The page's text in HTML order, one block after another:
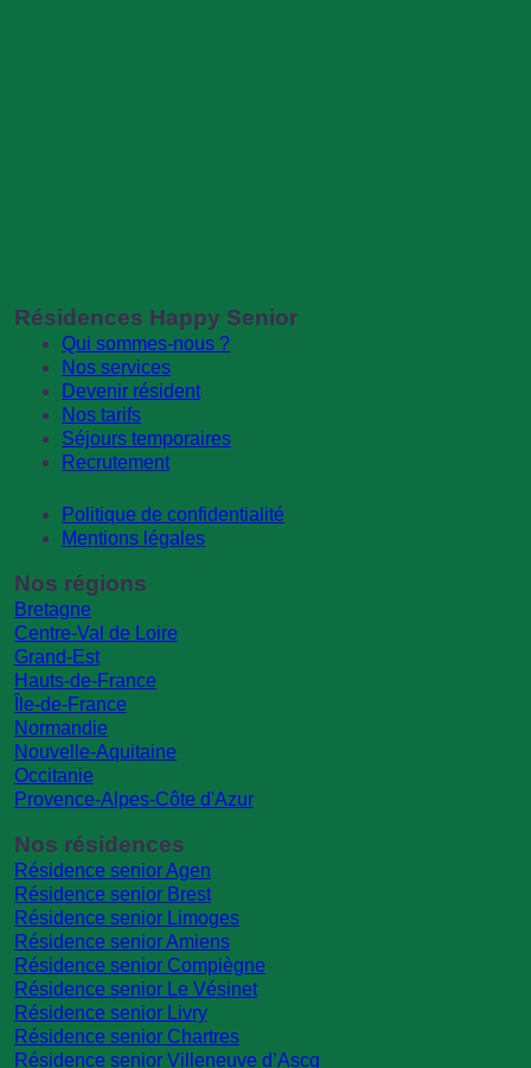
Résidences Happy Senior
Qui sommes-nous ?
Nos services
Devenir résident
Nos tarifs
Séjours temporaires
Recrutement
Politique de confidentialité
Mentions légales
Nos régions
Bretagne
Centre-Val de Loire
Grand-Est
Hauts-de-France
Île-de-France
Normandie
Nouvelle-Aquitaine
Occitanie
Provence-Alpes-Côte d'Azur
Nos résidences
Résidence senior Agen
Résidence senior Brest
Résidence senior Limoges
Résidence senior Amiens
Résidence senior Compiègne
Résidence senior Le Vésinet
Résidence senior Livry
Résidence senior Chartres
Résidence senior Villeneuve d’Ascq